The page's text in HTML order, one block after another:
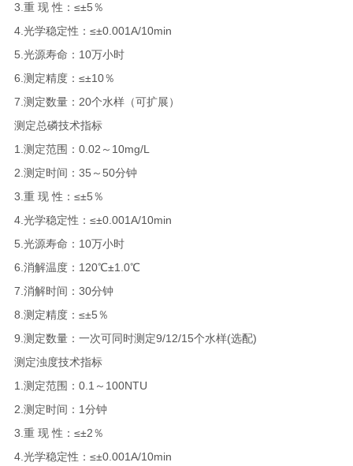
3.重 现 性：≤±5％
4.光学稳定性：≤±0.001A/10min
5.光源寿命：10万小时
6.测定精度：≤±10％
7.测定数量：20个水样（可扩展）
测定总磷技术指标
1.测定范围：0.02～10mg/L
2.测定时间：35～50分钟
3.重 现 性：≤±5％
4.光学稳定性：≤±0.001A/10min
5.光源寿命：10万小时
6.消解温度：120℃±1.0℃
7.消解时间：30分钟
8.测定精度：≤±5％
9.测定数量：一次可同时测定9/12/15个水样(选配)
测定浊度技术指标
1.测定范围：0.1～100NTU
2.测定时间：1分钟
3.重 现 性：≤±2％
4.光学稳定性：≤±0.001A/10min